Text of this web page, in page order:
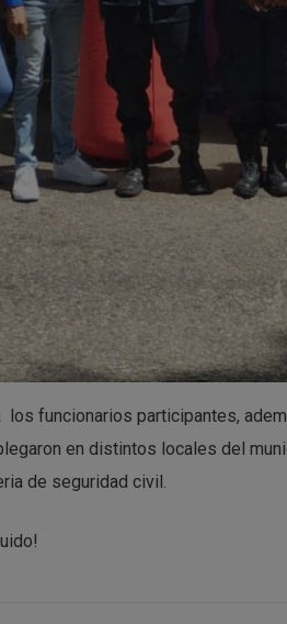
los funcionarios participantes,
en distintos locales del
de seguridad civil.